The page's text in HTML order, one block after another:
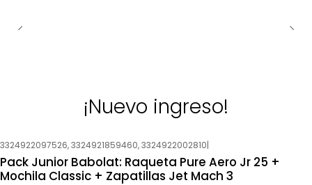
¡Nuevo ingreso!
-25% OFF
Nuevo
3324922097526, 3324921859460, 3324922002810|
Pack Junior Babolat: Raqueta Pure Aero Jr 25 +
Mochila Classic + Zapatillas Jet Mach 3